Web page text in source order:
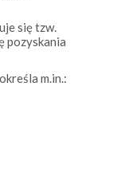
się tzw.
m.in.:
ma